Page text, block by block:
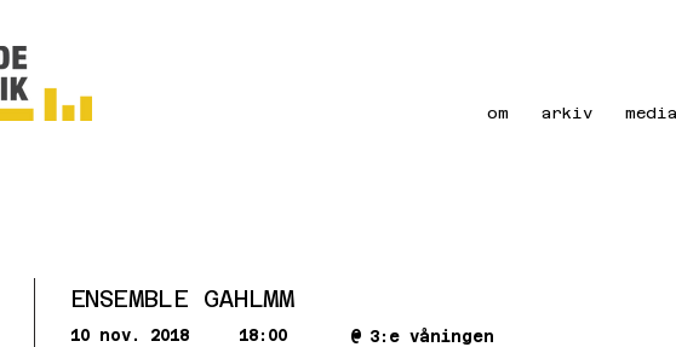
om arkiv media
ENSEMBLE GAHLMM
10 nov. 2018 18:00 @ 3:e våningen